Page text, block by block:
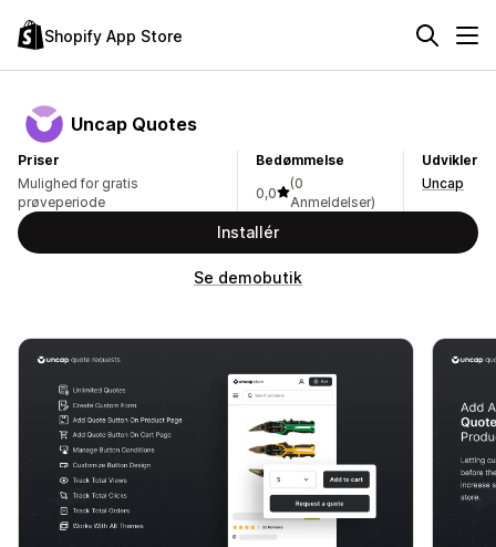
Shopify App Store
Uncap Quotes
Priser
Mulighed for gratis
prøveperiode
Bedømmelse
0,0
(0
Anmeldelser)
Udvikler
Uncap
Installér
Se demobutik